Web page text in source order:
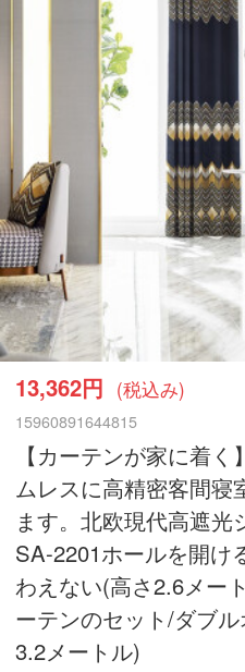
13,362円 (税込み)
15960891644815
【カーテンが家に着
ムレスに高精密客間寝
ます。北欧現代高遮
SA-2201ホールを開け
わえない(高さ2.6メー
ーテンのセット/ダブ
3.2メートル)